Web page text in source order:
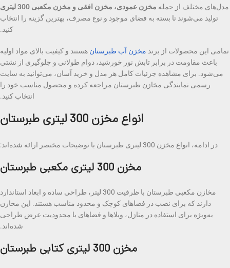
مدل‌های مختلف از جمله مخزن عمودی، مخزن افقی و مخزن مکعبی 300 لیتری
تولید می‌شوند تا بسته به فضای موجود و نوع مصرف، بهترین گزینه را انتخاب
کنید.
تمامی این محصولات از برند مخزن آب طبرستان هستند و کیفیت بالای مواد اولیه
باعث مقاومت در برابر تابش نور خورشید، دوام طولانی و جلوگیری از نشتی
می‌شود. برای مشاهده جزئیات کامل هر مدل و خرید آسان، می‌توانید به سایت
رسمی نمایندگی مخازن طبرستان مراجعه کرده و محصول مناسب خود را
انتخاب کنید.
انواع مخزن 300 لیتری طبرستان
در ادامه، انواع مخزن 300 لیتری طبرستان با توضیحات مختصر ارائه شده‌اند:
مخزن 300 لیتری مکعبی طبرستان
مخازن مکعبی طبرستان با ظرفیت 300 لیتر، طراحی ساده و ابعاد استاندارد
دارند که برای نصب در فضاهای کوچک و محدود مناسب هستند. این مخازن
به‌ویژه برای استفاده در منازل، ویلاها و فضاهای با محدودیت عرض طراحی
شده‌اند.
مخزن 300 لیتری کتابی طبرستان